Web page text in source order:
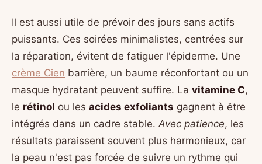
Il est aussi utile de prévoir des jours sans actifs
puissants. Ces soirées minimalistes, centrées sur
la réparation, évitent de fatiguer l'épiderme. Une
crème Cien barrière, un baume réconfortant ou un
masque hydratant peuvent suffire. La vitamine C,
le rétinol ou les acides exfoliants gagnent à être
intégrés dans un cadre stable. Avec patience, les
résultats paraissent souvent plus harmonieux, car
la peau n'est pas forcée de suivre un rythme qui